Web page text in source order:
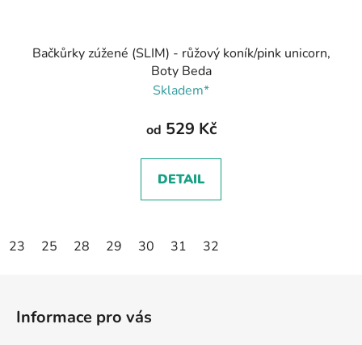
Bačkůrky zúžené (SLIM) - růžový koník/pink unicorn,
Boty Beda
Skladem*
od 529 Kč
DETAIL
23 25 28 29 30 31 32
Informace pro vás